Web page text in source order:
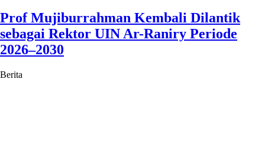
Prof Mujiburrahman Kembali Dilantik
sebagai Rektor UIN Ar-Raniry Periode
2026–2030
Berita